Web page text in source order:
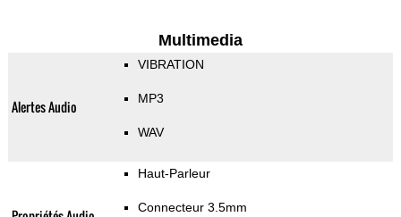
Multimedia
Alertes Audio
VIBRATION
MP3
WAV
Haut-Parleur
Connecteur 3.5mm